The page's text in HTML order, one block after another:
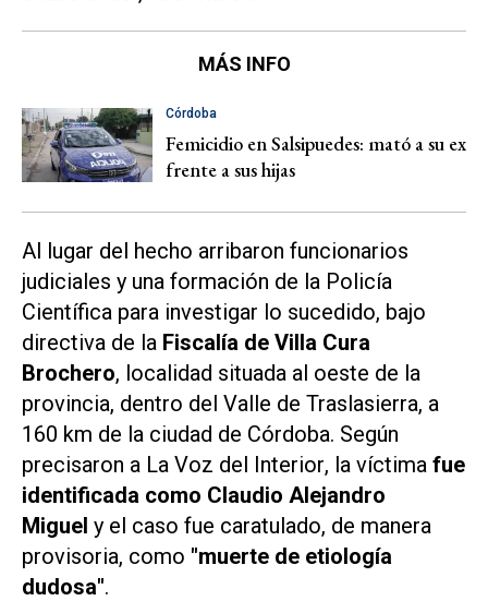
MÁS INFO
Córdoba
Femicidio en Salsipuedes: mató a su ex
frente a sus hijas
Al lugar del hecho arribaron funcionarios
judiciales y una formación de la Policía
Científica para investigar lo sucedido, bajo
directiva de la Fiscalía de Villa Cura
Brochero, localidad situada al oeste de la
provincia, dentro del Valle de Traslasierra, a
160 km de la ciudad de Córdoba. Según
precisaron a La Voz del Interior, la víctima fue
identificada como Claudio Alejandro
Miguel y el caso fue caratulado, de manera
provisoria, como "muerte de etiología
dudosa".